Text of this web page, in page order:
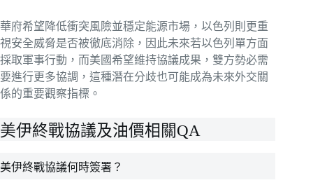
華府希望降低衝突風險並穩定能源市場，以色列則更重
視安全威脅是否被徹底消除，因此未來若以色列單方面
採取軍事行動，而美國希望維持協議成果，雙方勢必需
要進行更多協調，這種潛在分歧也可能成為未來外交關
係的重要觀察指標。
美伊終戰協議及油價相關QA
美伊終戰協議何時簽署？